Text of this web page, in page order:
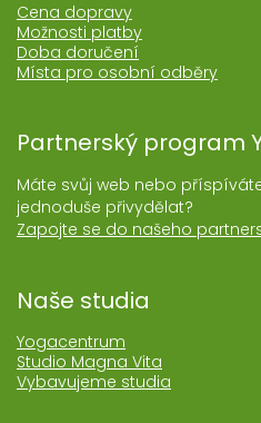
Cena dopravy
Možnosti platby
Doba doručení
Místa pro osobní odběry
Partnerský program
Máte svůj web nebo
jednoduše přivydělat?
Zapojte se do našeho
Naše studia
Yogacentrum
Studio Magna Vita
Vybavujeme studia